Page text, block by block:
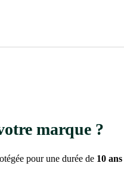
marque ?
pour une durée de 10 ans